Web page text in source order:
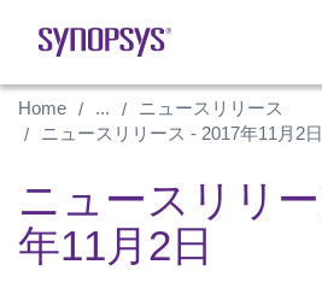
Home ...
ニュースリリース
ニュースリリース - 2017年11月2日
ニュースリリ
年11月2日